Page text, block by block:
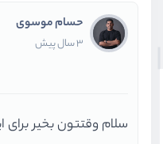
حسام موسوی
3 سال پیش